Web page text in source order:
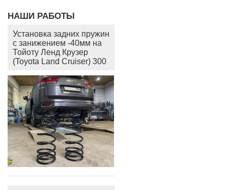
НАШИ РАБОТЫ
Установка задних пружин
с занижением -40мм на
Тойоту Ленд Крузер
(Toyota Land Cruiser) 300